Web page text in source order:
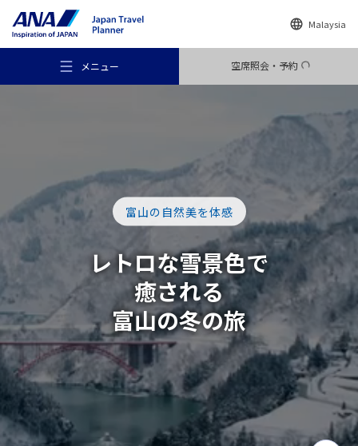
Malaysia
メニュー 空席照会・予約
おすすめの旅
旅のアイデア
行き先
旅のお役立ち情報
ANA サービス
富山の自然美を体感
レトロな雪景色で
癒される
富山の冬の旅